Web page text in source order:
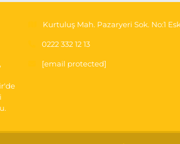
Kurtuluş Mah. Pazaryeri Sok. No:1
0222 332 12 13
[email protected]